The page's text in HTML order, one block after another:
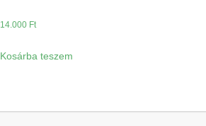
14.000 Ft
Kosárba teszem